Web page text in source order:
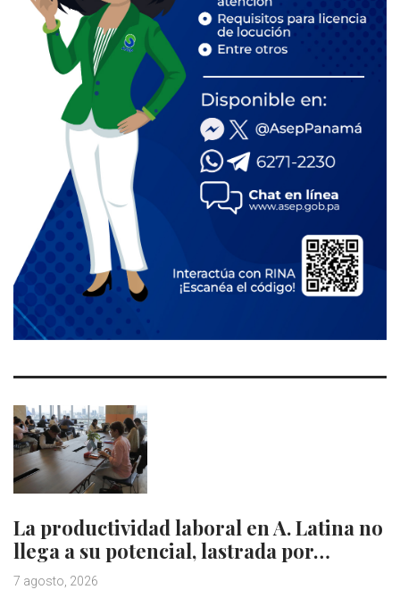
La productividad laboral en A. Latina no
llega a su potencial, lastrada por…
7 agosto, 2026